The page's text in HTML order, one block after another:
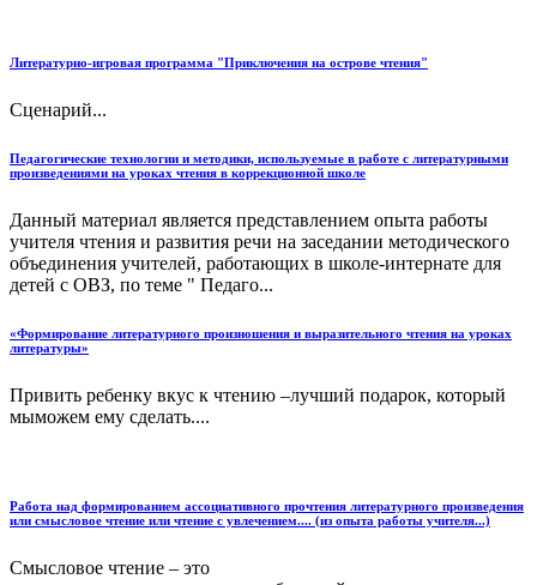
Литературно-игровая программа "Приключения на острове чтения"
Сценарий...
Педагогические технологии и методики, используемые в работе с литературными
произведениями на уроках чтения в коррекционной школе
Данный материал является представлением опыта работы
учителя чтения и развития речи на заседании методического
объединения учителей, работающих в школе-интернате для
детей с ОВЗ, по теме " Педаго...
«Формирование литературного произношения и выразительного чтения на уроках
литературы»
Привить ребенку вкус к чтению –лучший подарок, который
мыможем ему сделать....
Работа над формированием ассоциативного прочтения литературного произведения
или смысловое чтение или чтение с увлечением.... (из опыта работы учителя...)
Смысловое чтение – это